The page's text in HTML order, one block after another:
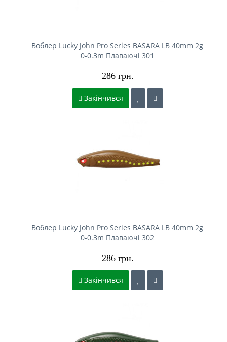
Воблер Lucky John Pro Series BASARA LB 40mm 2g
0-0.3m Плаваючі 301
286 грн.
Закінчився
Воблер Lucky John Pro Series BASARA LB 40mm 2g
0-0.3m Плаваючі 302
286 грн.
Закінчився